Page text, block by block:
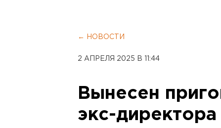
← НОВОСТИ
2 АПРЕЛЯ 2025 В 11:44
Вынесен
экс-